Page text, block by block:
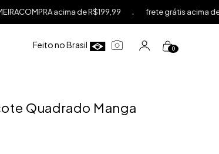
acima de R$199,99 . frete grátis acima de
Feito no Brasil 0
Quadrado Manga